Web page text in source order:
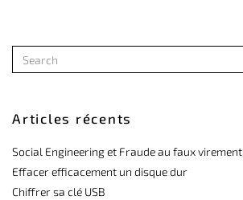
Articles récents
Social Engineering et Fraude au faux virement
Effacer efficacement un disque dur
Chiffrer sa clé USB